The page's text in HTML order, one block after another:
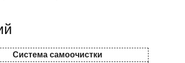
Система самоочистки